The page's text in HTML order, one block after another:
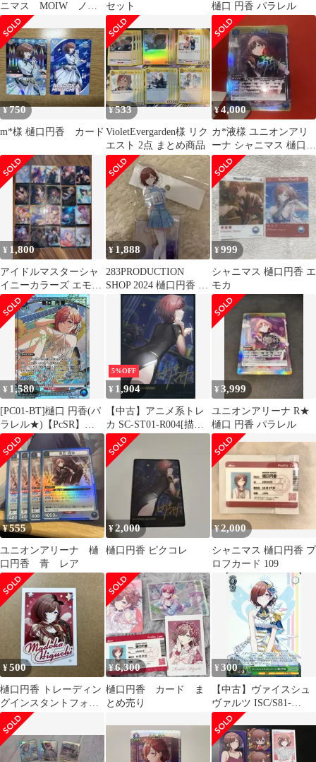
ニマス MOIW ノク
チル R10枚
セット
樋口 円香 パラレル
¥750
m*様 樋口円香 カード
¥533
VioletEvergarden様 リク
エスト 2点 まとめ商品
¥4,000
カ*液様 ユニオンアリ
ーナ シャニマス 樋口円
香 星1パラレル R★
¥ 1,800
アイドルマスターシャ
イニーカラーズ エモカ
ブラックレアカードセ
ット
¥1,888
283PRODUCTION
SHOP 2024 樋口円香 ア
クリルスタンド
¥999
シャニマス 樋口円香 エ
モカ
¥ 1,580
[PC01-BT]樋口 円香(パ
ラレル★)【PcSR】
PC01BT/IMS-3-017
ITCV3NHFCQJS
5%OFF
¥ 1,904
【中古】アニメ系トレ
カ SC-ST01-R004[描き
下ろしレア]：樋口円香
(キャラクター金箔押し
サイン入り)
¥3,999
ユニオンアリーナ R★
樋口 円香 パラレル
¥555
ユニオンアリーナ 樋
口円香 青 レア
¥2,000
樋口円香 ピクコレ
¥2,000
シャニマス 樋口円香 プ
ロフカード 109
¥500
樋口円香 トレーディン
グインスタントフォト
風カード vol.4
¥6,300
樋口円香 カード ま
とめ売り
¥300
【中古】ヴァイスシュ
ヴァルツ ISC/S81-
042WIR[WIR]：(ホロ)
サンセットスカイパッ
セージ 樋口円香